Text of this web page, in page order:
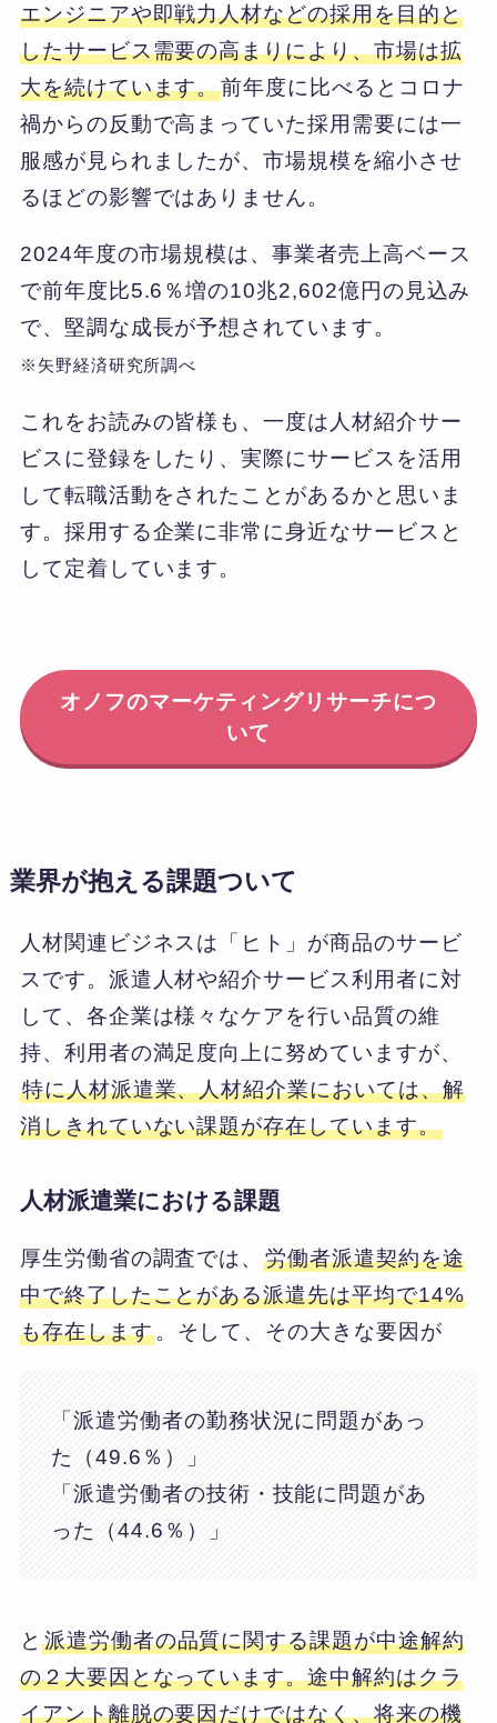
エンジニアや即戦力人材などの採用を目的と
したサービス需要の高まりにより、市場は拡
大を続けています。前年度に比べるとコロナ
禍からの反動で高まっていた採用需要には一
服感が見られましたが、市場規模を縮小させ
るほどの影響ではありません。
2024年度の市場規模は、事業者売上高ベース
で前年度比5.6％増の10兆2,602億円の見込み
で、堅調な成長が予想されています。
※矢野経済研究所調べ
これをお読みの皆様も、一度は人材紹介サー
ビスに登録をしたり、実際にサービスを活用
して転職活動をされたことがあるかと思いま
す。採用する企業に非常に身近なサービスと
して定着しています。
オノフのマーケティングリサーチにつ
いて
業界が抱える課題ついて
人材関連ビジネスは「ヒト」が商品のサービ
スです。派遣人材や紹介サービス利用者に対
して、各企業は様々なケアを行い品質の維
持、利用者の満足度向上に努めていますが、
特に人材派遣業、人材紹介業においては、解
消しきれていない課題が存在しています。
人材派遣業における課題
厚生労働省の調査では、労働者派遣契約を途
中で終了したことがある派遣先は平均で14%
も存在します。そして、その大きな要因が
「派遣労働者の勤務状況に問題があっ
た（49.6％）」
「派遣労働者の技術・技能に問題があ
った（44.6％）」
と 派遣労働者の品質に関する課題が中途解約
の２大要因となっています。途中解約はクラ
イアント離脱の要因だけではなく、将来の機